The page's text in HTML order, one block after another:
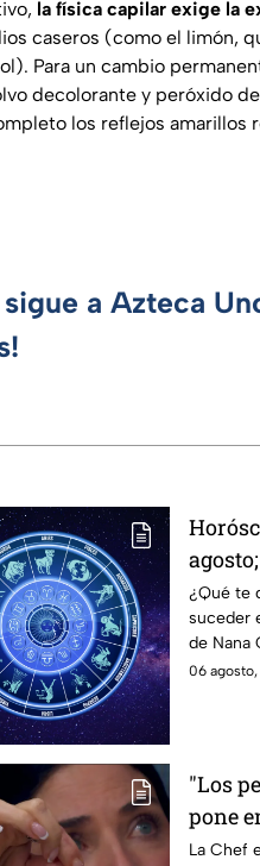
la física capilar exige la
caseros (como el limón,
Para un cambio
decolorante y peróxido
los reflejos amarillos
a Azteca
estar
¿Qué te
suceder
de Nana
afrontar
06
"Los
pone
de
La Chef